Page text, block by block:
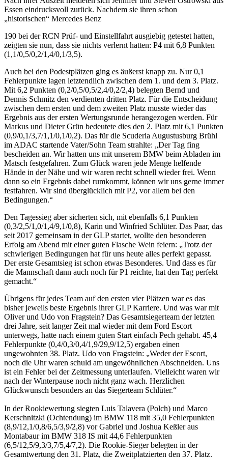
Essen eindrucksvoll zurück. Nachdem sie ihren schon
„historischen“ Mercedes Benz
190 bei der RCN Prüf- und Einstellfahrt ausgiebig getestet hatten,
zeigten sie nun, dass sie nichts verlernt hatten: P4 mit 6,8 Punkten
(1,1/0,5/0,2/1,4/0,1/3,5).
Auch bei den Podestplätzen ging es äußerst knapp zu. Nur 0,1
Fehlerpunkte lagen letztendlich zwischen dem 1. und dem 3. Platz.
Mit 6,2 Punkten (0,2/0,5/0,5/2,4/0,2/2,4) belegten Bernd und
Dennis Schmitz den verdienten dritten Platz. Für die Entscheidung
zwischen dem ersten und dem zweiten Platz musste wieder das
Ergebnis aus der ersten Wertungsrunde herangezogen werden. Für
Markus und Dieter Grün bedeutete dies den 2. Platz mit 6,1 Punkten
(0,9/0,1/3,7/1,1/0,1/0,2). Das für die Scuderia Augustusburg Brühl
im ADAC startende Vater/Sohn Team strahlte: „Der Tag fing
bescheiden an. Wir hatten uns mit unserem BMW beim Abladen im
Matsch festgefahren. Zum Glück waren jede Menge helfende
Hände in der Nähe und wir waren recht schnell wieder frei. Wenn
dann so ein Ergebnis dabei rumkommt, können wir uns gerne immer
festfahren. Wir sind überglücklich mit P2, vor allem bei den
Bedingungen.“
Den Tagessieg aber sicherten sich, mit ebenfalls 6,1 Punkten
(0,3/2,5/1,0/1,4/9,1/0,8), Karin und Winfried Schlüter. Das Paar, das
seit 2017 gemeinsam in der GLP startet, wollte den besonderen
Erfolg am Abend mit einer guten Flasche Wein feiern: „Trotz der
schwierigen Bedingungen hat für uns heute alles perfekt gepasst.
Der erste Gesamtsieg ist schon etwas Besonderes. Und dass es für
die Mannschaft dann auch noch für P1 reichte, hat den Tag perfekt
gemacht.“
Übrigens für jedes Team auf den ersten vier Plätzen war es das
bisher jeweils beste Ergebnis ihrer GLP Karriere. Und was war mit
Oliver und Udo von Fragstein? Das Gesamtsiegerteam der letzten
drei Jahre, seit langer Zeit mal wieder mit dem Ford Escort
unterwegs, hatte nach einem guten Start einfach Pech gehabt. 45,4
Fehlerpunkte (0,4/0,3/0,4/1,9/29,9/12,5) ergaben einen
ungewohnten 38. Platz. Udo von Fragstein: „Weder der Escort,
noch die Uhr waren schuld am ungewöhnlichen Abschneiden. Uns
ist ein Fehler bei der Zeitmessung unterlaufen. Vielleicht waren wir
nach der Winterpause noch nicht ganz wach. Herzlichen
Glückwunsch besonders an das Siegerteam Schlüter.“
In der Rookiewertung siegten Luis Talavera (Polch) und Marco
Kerschnitzki (Ochtendung) im BMW 118 mit 35,0 Fehlerpunkten
(8,9/12,1/0,8/6,5/3,9/2,8) vor Gabriel und Joshua Keßler aus
Montabaur im BMW 318 IS mit 44,6 Fehlerpunkten
(6,5/12,5/9,3/3,7/5,4/7,2). Die Rookie-Sieger belegten in der
Gesamtwertung den 31. Platz, die Zweitplatzierten den 37. Platz.